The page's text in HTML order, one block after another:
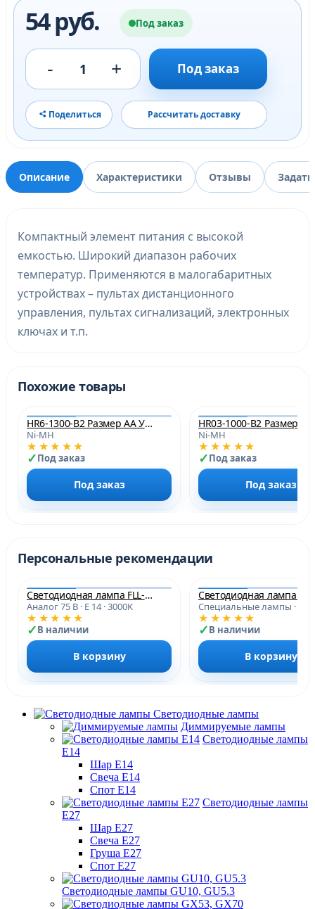
54 руб. Под заказ
- 1 + Под заказ
Поделиться Рассчитать доставку
Описание Характеристики Отзывы
Компактный элемент питания с высокой
емкостью. Широкий диапазон рабочих
температур. Применяются в малогабаритных
устройствах – пультах дистанционного
управления, пультах сигнализаций, электронных
ключах и т.п.
Похожие товары
HR6-1300-B2 Размер АА УПАК.2шт. Аккумуляторы Ni-MH 1300mAч ФАZA
Ni-MH
★★★★★
Под заказ
Под заказ
Ni-MH
★★★★★
Под заказ
Под заказ
Персональные рекомендации
Светодиодная лампа FLL-G45 12w E14 3000K 230/50 ФАZA
Аналог 75 В · E 14 · 3000K
★★★★★
В наличии
В корзину
Специальные лампы · G
★★★★★
В наличии
В корзину
Светодиодные лампы
Диммируемые лампы
Светодиодные лампы
Е14
Шар Е14
Свеча Е14
Спот Е14
Светодиодные лампы
Е27
Шар Е27
Свеча Е27
Груша Е27
Спот Е27
Светодиодные лампы GU10, GU5.3